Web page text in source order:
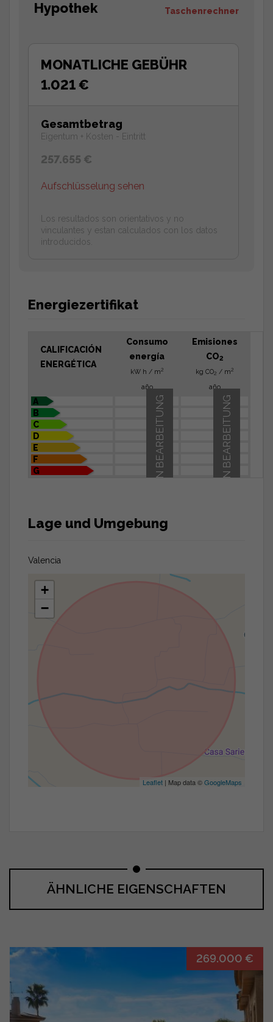
Hypothek Taschenrechner
MONATLICHE GEBÜHR
1.021 €
Gesamtbetrag
Eigentum + Kosten - Eintritt
257.655 €
Aufschlüsselung sehen
Los resultados son orientativos y no
vinculantes y estan calculados con los datos
introducidos.
Energiezertifikat
CALIFICACIÓN
ENERGÉTICA
Consumo
energía
kW h / m2
año
Emisiones
CO2
kg CO2 / m2
año
A
B
C
D
E
F
G
IN BEARBEITUNG
IN BEARBEITUNG
Lage und Umgebung
Valencia
+
−
Leaflet | Map data ©GoogleMaps
ÄHNLICHE EIGENSCHAFTEN
269.000 €